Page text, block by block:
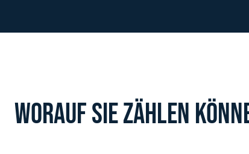
WORAUF SIE ZÄHLEN